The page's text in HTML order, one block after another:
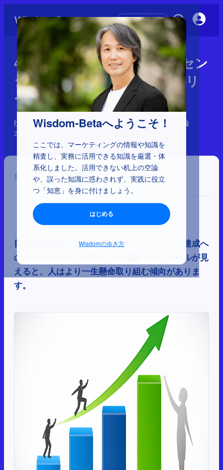
Wisdom-Betaへようこそ！
ここでは、マーケティングの情報や知識を
精査し、実務に活用できる知識を厳選・体
系化しました。活用できない机上の空論
や、誤った知識に惑わされず、実践に役立
つ「知恵」を身に付けましょう。
はじめる
Wisdomの歩き方
初めての方へ
4-1-25：目標勾配効果、ライセン
シング効果、楽観バイアス、リ
ーセンシー効果
HOWを左右する心理学 170理論：9分類と64の優先理論
2025年9月19日
シェア
目標勾配効果とは、目標に近づくにつれて、達成へ
のモチベーションが強くなる現象です。ゴールが見
えると、人はより一生懸命取り組む傾向がありま
す。